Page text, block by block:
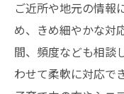
ご近所や地元の情報
め、きめ細やかな対
間、頻度なども相談
わせて柔軟に対応で